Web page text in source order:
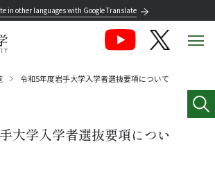
in other languages with Google Translate
令和5年度岩手大学入学者選抜要項について
大学入学者選抜要項につい